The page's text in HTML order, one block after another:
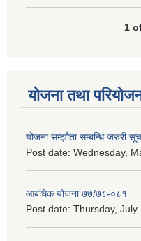
1
योजना तथा
योजना सम्झौता सम्बन्धि जरुरी
Post date: Wednesday,
आबधिक योजना ७७/७८-०८१
Post date: Thursday, July